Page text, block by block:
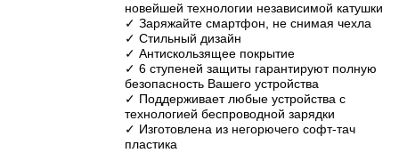
новейшей технологии независимой катушки
✓ Заряжайте смартфон, не снимая чехла
✓ Стильный дизайн
✓ Антискользящее покрытие
✓ 6 ступеней защиты гарантируют полную
безопасность Вашего устройства
✓ Поддерживает любые устройства с
технологией беспроводной зарядки
✓ Изготовлена из негорючего софт-тач
пластика